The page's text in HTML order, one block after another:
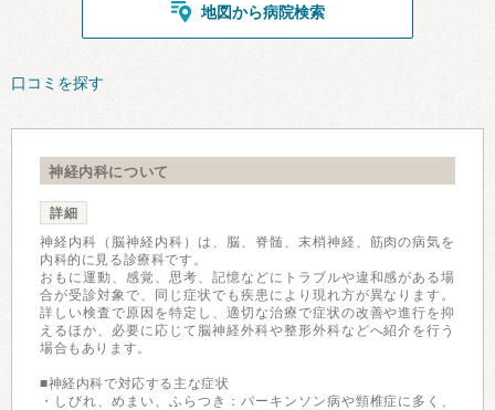
地図から病院検索
口コミを探す
神経内科について
詳細
神経内科（脳神経内科）は、脳、脊髄、末梢神経、筋肉の病気を
内科的に見る診療科です。
おもに運動、感覚、思考、記憶などにトラブルや違和感がある場
合が受診対象で、同じ症状でも疾患により現れ方が異なります。
詳しい検査で原因を特定し、適切な治療で症状の改善や進行を抑
えるほか、必要に応じて脳神経外科や整形外科などへ紹介を行う
場合もあります。
■神経内科で対応する主な症状
・しびれ、めまい、ふらつき：パーキンソン病や頸椎症に多く、